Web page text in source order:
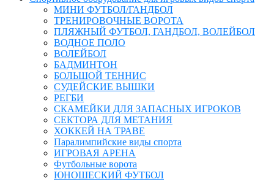
МИНИ ФУТБОЛ/ГАНДБОЛ
ТРЕНИРОВОЧНЫЕ ВОРОТА
ПЛЯЖНЫЙ ФУТБОЛ, ГАНДБОЛ, ВОЛЕЙБОЛ
ВОДНОЕ ПОЛО
ВОЛЕЙБОЛ
БАДМИНТОН
БОЛЬШОЙ ТЕННИС
СУДЕЙСКИЕ ВЫШКИ
РЕГБИ
СКАМЕЙКИ ДЛЯ ЗАПАСНЫХ ИГРОКОВ
СЕКТОРА ДЛЯ МЕТАНИЯ
ХОККЕЙ НА ТРАВЕ
Паралимпийские виды спорта
ИГРОВАЯ АРЕНА
Футбольные ворота
ЮНОШЕСКИЙ ФУТБОЛ